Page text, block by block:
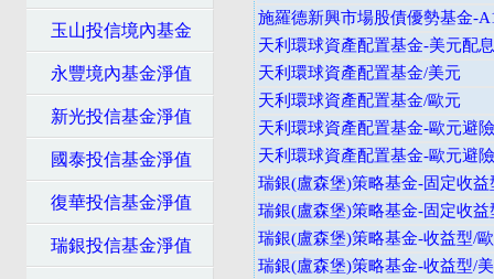
玉山投信境內基金
永豐境內基金淨值
新光投信基金淨值
國泰投信基金淨值
復華投信基金淨值
瑞銀投信基金淨值
施羅德新興市場股債優勢基金-
天利環球資產配置基金-美元配息
天利環球資產配置基金/美元
天利環球資產配置基金/歐元
天利環球資產配置基金-歐元避險
天利環球資產配置基金-歐元避
瑞銀(盧森堡)策略基金-固定收益
瑞銀(盧森堡)策略基金-固定收益
瑞銀(盧森堡)策略基金-收益型/
瑞銀(盧森堡)策略基金-收益型/